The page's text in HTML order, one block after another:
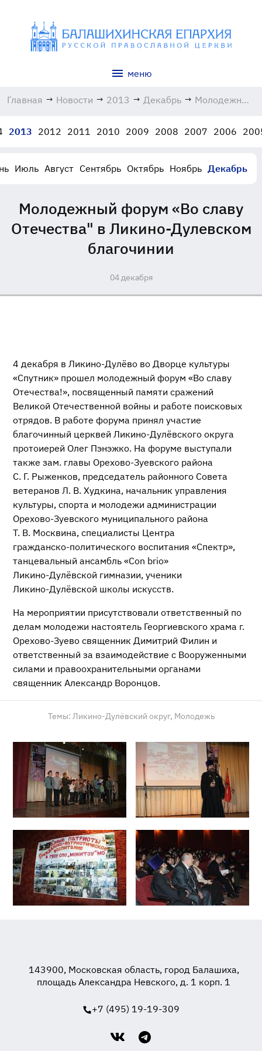
меню
Главная → Новости → 2013 → Декабрь → Молодежный
Отечества"
благочинии
2013 2012 2011 2010 2009 2008 2007 2006
Июль Август Сентябрь Октябрь Ноябрь Декабрь
Молодежный форум «Во славу
Отечества" в Ликино-Дулевском
благочинии
04 декабря
4 декабря в Ликино-Дулёво во Дворце культуры
«Спутник» прошел молодежный форум «Во славу
Отечества!», посвященный памяти сражений
Великой Отечественной войны и работе поисковых
отрядов. В работе форума принял участие
благочинный церквей Ликино-Дулёвского округа
протоиерей Олег Пэнэжко. На форуме выступали
также зам. главы Орехово-Зуевского района
С. Г. Рыженков, председатель районного Совета
ветеранов Л. В. Худкина, начальник управления
культуры, спорта и молодежи администрации
Орехово-Зуевского муниципального района
Т. В. Москвина, специалисты Центра
гражданско-политического воспитания «Спектр»,
танцевальный ансамбль «Con brio»
Ликино-Дулёвской гимназии, ученики
Ликино-Дулёвской школы искусств.
На мероприятии присутствовали ответственный по
делам молодежи настоятель Георгиевского храма г.
Орехово-Зуево священник Димитрий Филин и
ответственный за взаимодействие с Вооруженными
силами и правоохранительными органами
священник Александр Воронцов.
Темы: Ликино-Дулёвский округ, Молодежь
143900, Московская область, город Балашиха,
площадь Александра Невского, д. 1 корп. 1
+7 (495) 19-19-309